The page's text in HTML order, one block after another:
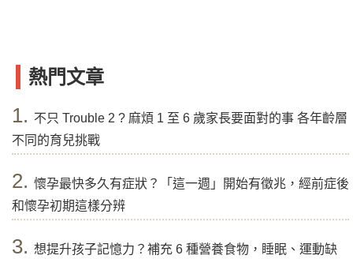
熱門文章
1. 不只 Trouble 2 ? 麻煩 1 至 6 歲家長要面對的事 各年齡層
不同的育兒挑戰
2. 懷孕最快多久有症狀？「這一週」開始有徵兆，經前症後
和懷孕初期這樣分辨
3. 想提升孩子記憶力？補充 6 種營養食物，睡眠、運動缺